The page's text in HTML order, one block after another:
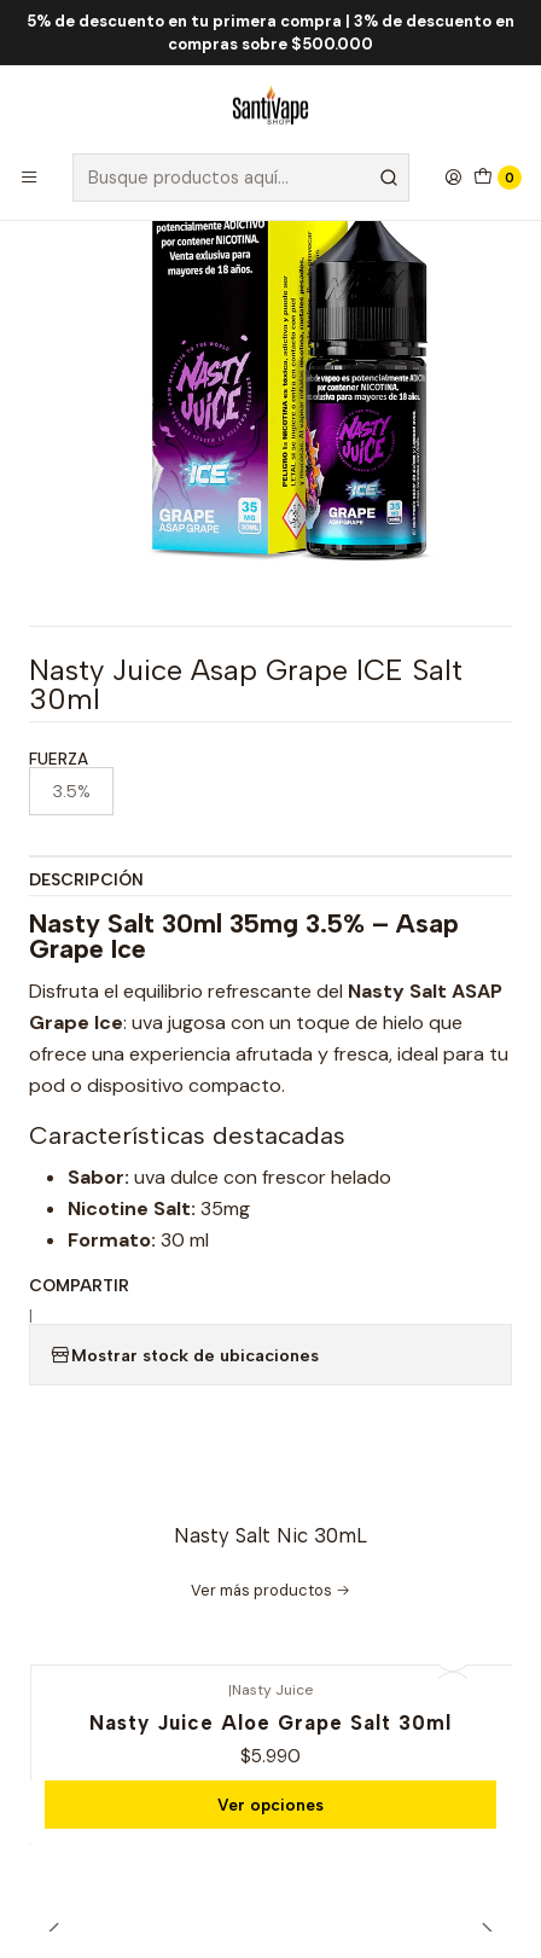
5% de descuento en tu primera compra | 3% de descuento en
compras sobre $500.000
0
Inicio Nasty Juice Nasty Salt Nic 30mL
Nasty Juice Asap Grape ICE Salt 30ml
Nasty Juice Asap Grape ICE Salt
30ml
FUERZA
3.5%
DESCRIPCIÓN
Nasty Salt 30ml 35mg 3.5% – Asap
Grape Ice
Disfruta el equilibrio refrescante del Nasty Salt ASAP
Grape Ice: uva jugosa con un toque de hielo que
ofrece una experiencia afrutada y fresca, ideal para tu
pod o dispositivo compacto.
Características destacadas
Sabor: uva dulce con frescor helado
Nicotine Salt: 35mg
Formato: 30 ml
COMPARTIR
|
Mostrar stock de ubicaciones
Nasty Salt Nic 30mL
Ver más productos
|Nasty Juice
Nasty Juice Aloe Grape Salt 30ml
$5.990
Ver opciones